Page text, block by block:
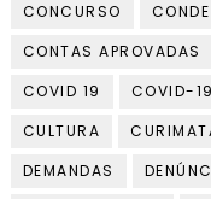
CONCURSO
CONDE
CONTAS APROVADAS
COVID 19
COVID-19
CULTURA
DEMANDAS